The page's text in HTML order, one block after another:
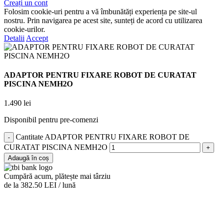
Creați un cont
Folosim cookie-uri pentru a vă îmbunătăți experiența pe site-ul
nostru. Prin navigarea pe acest site, sunteți de acord cu utilizarea
cookie-urilor.
Detalii Accept
ADAPTOR PENTRU FIXARE ROBOT DE CURATAT
PISCINA NEMH2O
1.490 lei
Disponibil pentru pre-comenzi
Cantitate ADAPTOR PENTRU FIXARE ROBOT DE
CURATAT PISCINA NEMH2O
Adaugă în coș
Cumpără acum, plătește mai târziu
de la 382.50 LEI / lună